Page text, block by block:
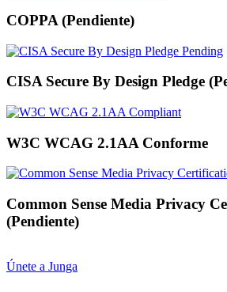
COPPA (Pendiente)
CISA Secure By Design Pledge
W3C WCAG 2.1AA Conforme
Common Sense Media Privacy
(Pendiente)
Únete a Junga